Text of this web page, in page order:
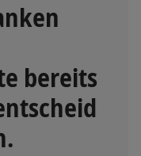
bereits